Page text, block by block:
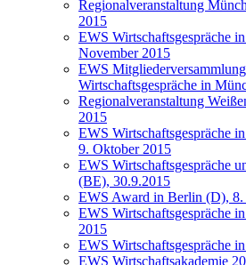
Regionalveranstaltung
2015
EWS Wirtschaftsgespräche
November 2015
EWS
Wirtschaftsgespräche in
Regionalveranstaltung
2015
EWS Wirtschaftsgespräche
9. Oktober 2015
EWS Wirtschaftsgespräche
(BE), 30.9.2015
EWS Award in Berlin (D), 8.
EWS Wirtschaftsgespräche
2015
EWS Wirtschaftsgespräche
EWS Wirtschaftsakademie